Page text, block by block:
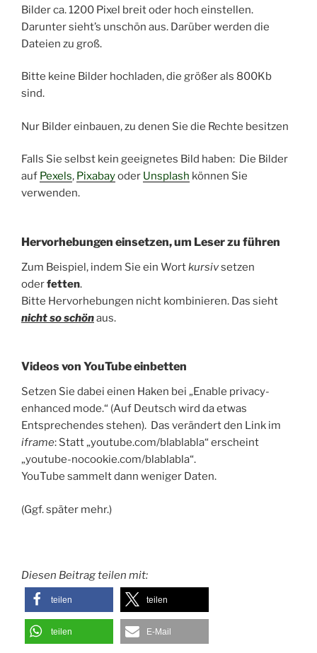
Bilder ca. 1200 Pixel breit oder hoch einstellen.
Darunter sieht’s unschön aus. Darüber werden die
Dateien zu groß.
Bitte keine Bilder hochladen, die größer als 800Kb
sind.
Nur Bilder einbauen, zu denen Sie die Rechte besitzen
Falls Sie selbst kein geeignetes Bild haben: Die Bilder
auf Pexels, Pixabayoder Unsplash können Sie
verwenden.
Hervorhebungen einsetzen, um Leser zu führen
Zum Beispiel, indem Sie ein Wortkursivsetzen
oderfetten.
Bitte Hervorhebungen nicht kombinieren. Das sieht
nicht so schönaus.
Videos von YouTube einbetten
Setzen Sie dabei einen Haken bei „Enable privacy-
enhanced mode.“ (Auf Deutsch wird da etwas
Entsprechendes stehen). Das verändert den Link im
iframe: Statt „youtube.com/blablabla“ erscheint
„youtube-nocookie.com/blablabla“.
YouTube sammelt dann weniger Daten.
(Ggf. später mehr.)
Diesen Beitrag teilen mit:
teilen teilen
teilen E-Mail